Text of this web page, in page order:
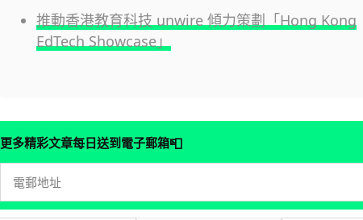
推動香港教育科技 unwire 傾力策劃「Hong Kong
EdTech Showcase」
更多精彩文章每日送到電子郵箱📮